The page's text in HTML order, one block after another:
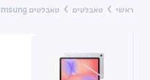
ראשי טאבלטים טאבלטים Samsung